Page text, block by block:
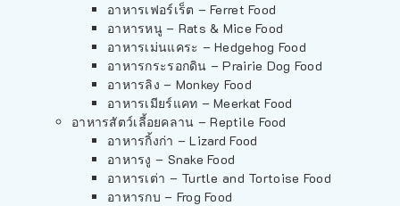
อาหารเฟอร์เร็ต – Ferret Food
อาหารหนู – Rats & Mice Food
อาหารเม่นแคระ – Hedgehog Food
อาหารกระรอกดิน – Prairie Dog Food
อาหารลิง – Monkey Food
อาหารเมียร์แคท – Meerkat Food
อาหารสัตว์เลี้อยคลาน – Reptile Food
อาหารกิ้งก่า – Lizard Food
อาหารงู – Snake Food
อาหารเต่า – Turtle and Tortoise Food
อาหารกบ – Frog Food